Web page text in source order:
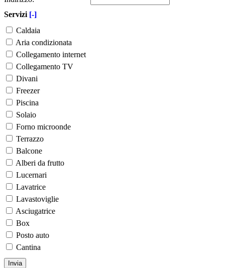
Servizi [-]
Caldaia
Aria condizionata
Collegamento internet
Collegamento TV
Divani
Freezer
Piscina
Solaio
Forno microonde
Terrazzo
Balcone
Alberi da frutto
Lucernari
Lavatrice
Lavastoviglie
Asciugatrice
Box
Posto auto
Cantina